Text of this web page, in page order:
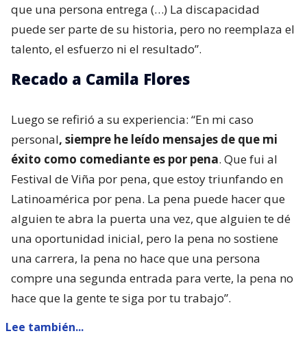
que una persona entrega (…) La discapacidad
puede ser parte de su historia, pero no reemplaza el
talento, el esfuerzo ni el resultado”.
Recado a Camila Flores
Luego se refirió a su experiencia: “En mi caso
personal, siempre he leído mensajes de que mi
éxito como comediante es por pena. Que fui al
Festival de Viña por pena, que estoy triunfando en
Latinoamérica por pena. La pena puede hacer que
alguien te abra la puerta una vez, que alguien te dé
una oportunidad inicial, pero la pena no sostiene
una carrera, la pena no hace que una persona
compre una segunda entrada para verte, la pena no
hace que la gente te siga por tu trabajo”.
Lee también...